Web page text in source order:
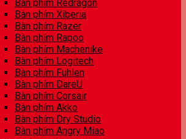
Bàn phím Redragon
Bàn phím Xiberia
Bàn phím Razer
Bàn phím Rapoo
Bàn phím Machenike
Bàn phím Logitech
Bàn phím Fuhlen
Bàn phím DareU
Bàn phím Corsair
Bàn phím Akko
Bàn phím Dry Studio
Bàn phím Angry Miao